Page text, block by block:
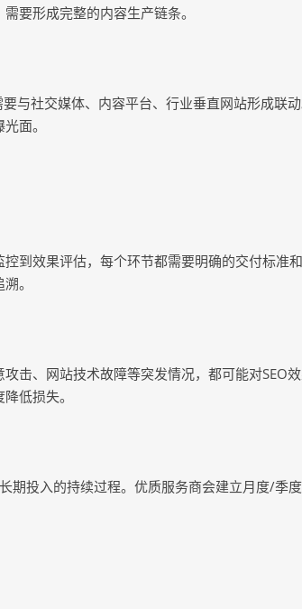
要形成完整的内容生产链条。
与社交媒体、内容平台、行业垂直网站形成联
面。
到效果评估，每个环节都需要明确的交付标准
。
击、网站技术故障等突发情况，都可能对SEO
低损失。
期投入的持续过程。优质服务商会建立月度/季